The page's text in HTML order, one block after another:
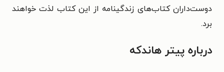
دوست‌داران کتاب‌های زندگینامه از این کتاب لذت خواهند
برد.
درباره پیتر هاندکه